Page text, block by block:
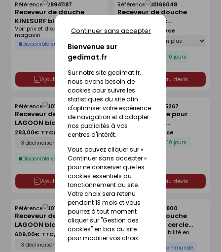
Bienvenue sur
gedimat.fr
Sur notre site gedimat.fr,
nous avons besoin de
cookies pour suivre les
statistiques du site afin
d'optimiser votre expérience
de navigation et d'adapter
nos publicités à vos
centres d'intérêt.
Vous pouvez cliquer sur «
Continuer sans accepter »
pour ne conserver que les
cookies essentiels au
fonctionnement du site.
Votre choix sera retenu
pendant 13 mois et vous
pourrez à tout moment
cliquer sur "Gestion des
cookies" en bas du site
pour modifier vos choix.
Continuer sans accepter
Receveur de douche
KINESURF blanc -
80x80cm
Référence :28941187
Disponible sur commande
Voir prix et disponibilité en
magasin
Ajouter au devis
Enregistrer
comme
liste
Receveur de douche
LAGOON blanc
antidérapant - 120 x 80
Référence :30166048
Déclinaison
Disponible sous 10 jours
489,00€ TTC/Pièce
Ajouter au devis
Enregistrer
comme
Receveur de douche
LAGOON blanc lisse - 90 x
90 cm
Référence :30166042
Disponible sous 10 jours
283,00€ TTC/Pièce
Ajouter au devis
Enregistrer
comme
liste
Kit de réhausse pour
receveur avec
écoulement linéaire
FUNDO - 120 x 120 cm
Référence :30005267
Disponible sous 10 jours
TTC/Pièce
Ajouter au devis
Enregistrer
comme
Receveur de douche
LAGOON blanc lisse - 140
x 90 cm
Référence :30166045
609,00€ TTC/Pièce
Enregistrer
comme
liste
Receveur de douche
d'angle 1/4 de cercle
ARKITEKT en grès blanc -
90x90cm
Référence : 30214800
Disponible sur commande
Voir prix et disponibilité en
magasin
Enregistrer
comme